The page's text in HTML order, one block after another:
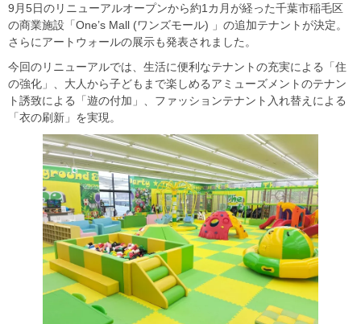
9月5日のリニューアルオープンから約1カ月が経った千葉市稲毛区
の商業施設「One’s Mall (ワンズモール) 」の追加テナントが決定。
さらにアートウォールの展示も発表されました。
今回のリニューアルでは、生活に便利なテナントの充実による「住
の強化」、大人から子どもまで楽しめるアミューズメントのテナン
ト誘致による「遊の付加」、ファッションテナント入れ替えによる
「衣の刷新」を実現。